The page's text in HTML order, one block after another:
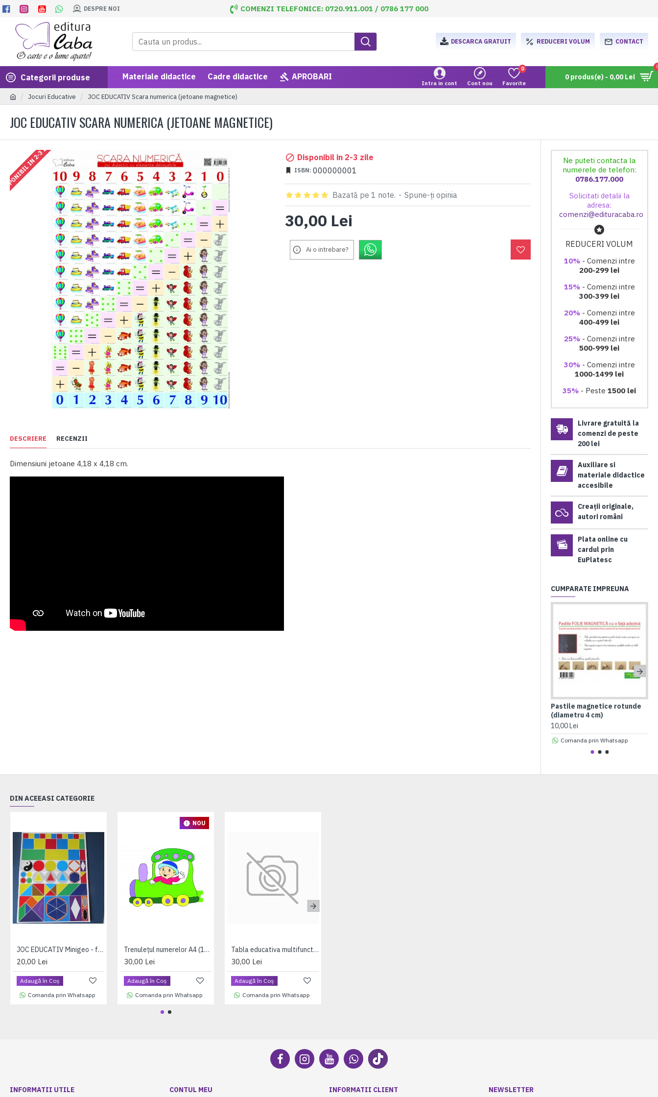
DESPRE NOI COMENZI TELEFONICE: 0720.911.001 / 0786 177 000
DESCARCA GRATUIT REDUCERI VOLUM CONTACT
Categorii produse Materiale didactice Cadre didactice APROBARI
Intra in cont Cont nou Favorite
0
0 produs(e) - 0,00 Lei
Jocuri Educative JOC EDUCATIV Scara numerica (jetoane magnetice)
JOC EDUCATIV SCARA NUMERICA (JETOANE MAGNETICE)
IN 2-3 ZILE Disponibil in 2-3 zile
ISBN: 000000001
Bazată pe 1 note. - Spune-ţi opinia
30,00 Lei
Ai o intrebare?
DESCRIERE RECENZII
Dimensiuni jetoane 4,18 x 4,18 cm.
Ne puteti contacta la
numerele de telefon:
0786.177.000
Solicitati detalii la
adresa:
comenzi@edituracaba.ro
REDUCERI VOLUM
10%- Comenzi intre
200-299 lei
15%- Comenzi intre
300-399 lei
20%- Comenzi intre
400-499 lei
25%- Comenzi intre
500-999 lei
30%- Comenzi intre
1000-1499 lei
35% - Peste1500 lei
Livrare gratuită la
comenzi de peste
200 lei
Auxiliare si
materiale didactice
accesibile
Creații originale,
autori români
Plata online cu
cardul prin
EuPlatesc
CUMPARATE IMPREUNA
Pastile magnetice rotunde
(diametru 4 cm)
10,00 Lei
Comanda prin Whatsapp
DIN ACEEASI CATEGORIE
JOC EDUCATIV Minigeo - forme si culori (jetoane magnetice)
20,00 Lei
Adaugă în Coş
Comanda prin Whatsapp
NOU
Trenulețul numerelor A4 (12 planse color + 12 fise de lucru) +1 folie magnetica dreptunghiulara cadou
30,00 Lei
Adaugă în Coş
Comanda prin Whatsapp
Tabla educativa multifunctionala (format A4)
30,00 Lei
Adaugă în Coş
Comanda prin Whatsapp
INFORMATII UTILE CONTUL MEU INFORMATII CLIENT NEWSLETTER